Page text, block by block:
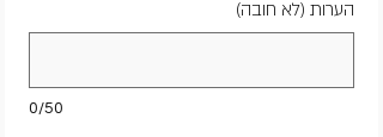
הערות (לא חובה)
0/50